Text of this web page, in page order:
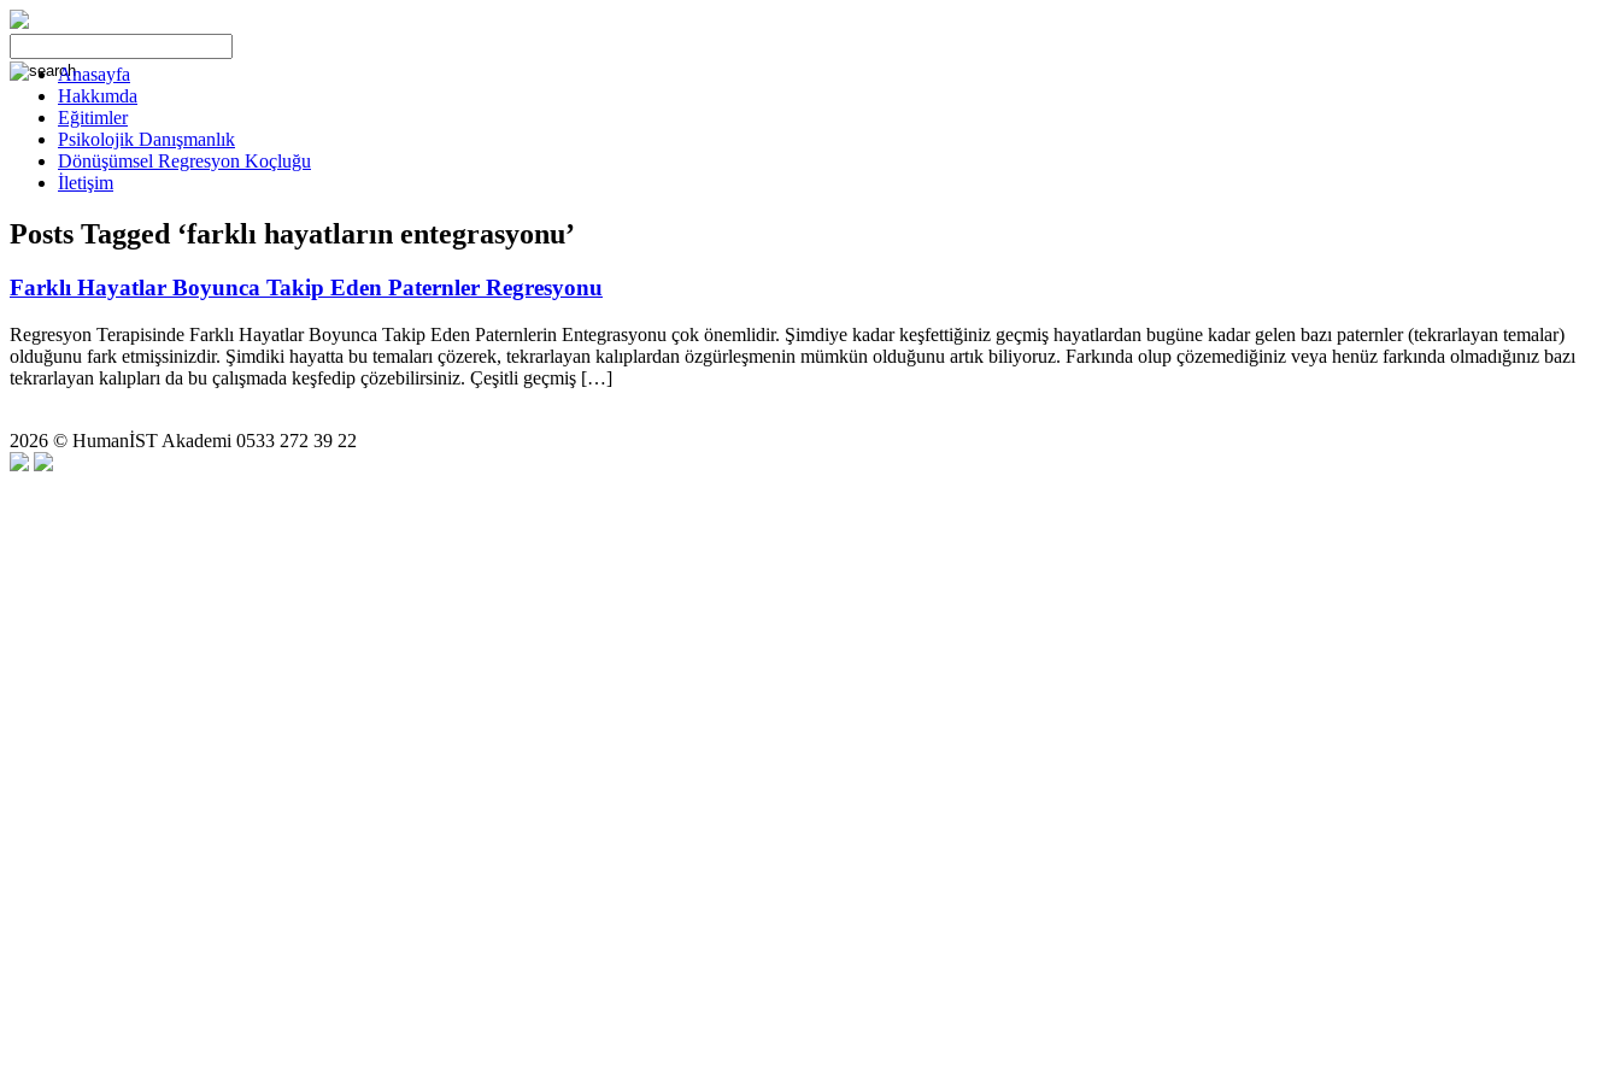
Anasayfa
Hakkımda
Eğitimler
Psikolojik Danışmanlık
Dönüşümsel Regresyon Koçluğu
İletişim
Posts Tagged ‘farklı hayatların entegrasyonu’
Farklı Hayatlar Boyunca Takip Eden Paternler Regresyonu
Regresyon Terapisinde Farklı Hayatlar Boyunca Takip Eden Paternlerin Entegrasyonu çok önemlidir. Şimdiye kadar keşfettiğiniz geçmiş hayatlardan bugüne kadar gelen bazı paternler (tekrarlayan temalar)
olduğunu fark etmişsinizdir. Şimdiki hayatta bu temaları çözerek, tekrarlayan kalıplardan özgürleşmenin mümkün olduğunu artık biliyoruz. Farkında olup çözemediğiniz veya henüz farkında olmadığınız bazı
tekrarlayan kalıpları da bu çalışmada keşfedip çözebilirsiniz. Çeşitli geçmiş […]
2026 © HumanİST Akademi 0533 272 39 22